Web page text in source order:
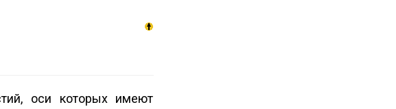
оси которых имеют